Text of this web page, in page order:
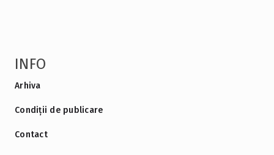
INFO
Arhiva
Condiții de publicare
Contact